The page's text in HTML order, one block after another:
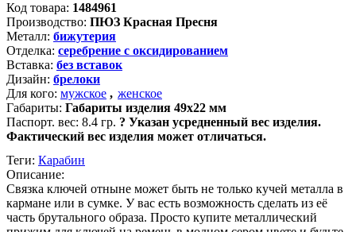
Код товара: 1484961
Производство: ПЮЗ Красная Пресня
Металл: бижутерия
Отделка: серебрение с оксидированием
Вставка: без вставок
Дизайн: брелоки
Для кого: мужское , женское
Габариты: Габариты изделия 49х22 мм
Паспорт. вес: 8.4 гр. ? Указан усредненный вес изделия.
Фактический вес изделия может отличаться.
Теги: Карабин
Описание:
Связка ключей отныне может быть не только кучей металла в
кармане или в сумке. У вас есть возможность сделать из её
часть брутального образа. Просто купите металлический